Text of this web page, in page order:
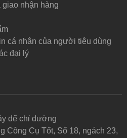
giao nhận hàng
cá nhân của người tiêu dùng
đại lý
để chỉ đường
Công Cụ Tốt, Số 18, ngách 23,